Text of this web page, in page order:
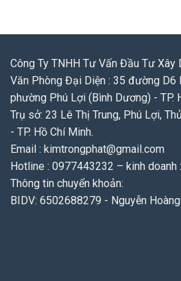
Công Ty TNHH Tư Vấn Đầu Tư Xây
Văn Phòng Đại Diện : 35 đường D6
phường Phú Lợi (Bình Dương) - TP.
Trụ sở: 23 Lê Thị Trung, Phú Lợi,
- TP. Hồ Chí Minh.
Email : kimtrongphat@gmail.com
Hotline : 0977443232 – kinh doanh
Thông tin chuyển khoản:
BIDV: 6502688279 - Nguyễn